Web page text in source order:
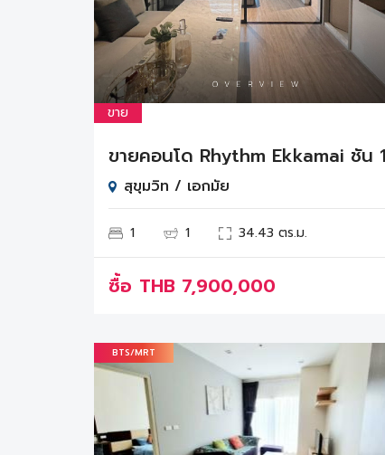
ขาย
สุขุมวิท / เอกมัย
1 1 34.43 ตร.ม.
ซื้อ THB 7,900,000
BTS/MRT